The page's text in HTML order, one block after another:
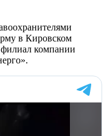
в Кировском
компании